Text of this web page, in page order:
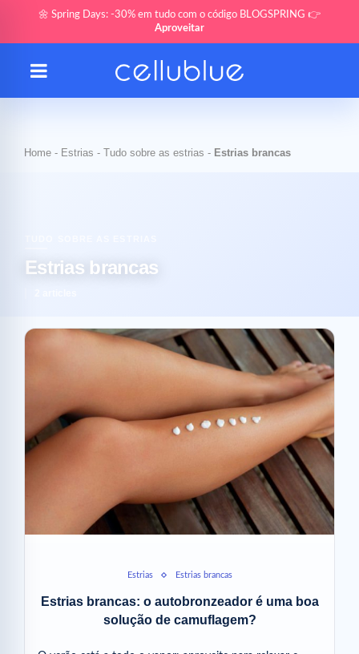
🌼 Spring Days: -30% em tudo com o código BLOGSPRING 👉
Aproveitar
Home - Estrias - Tudo sobre as estrias - Estrias brancas
Estrias brancas
Estrias Estrias brancas
Estrias brancas: o autobronzeador é uma boa
solução de camuflagem?